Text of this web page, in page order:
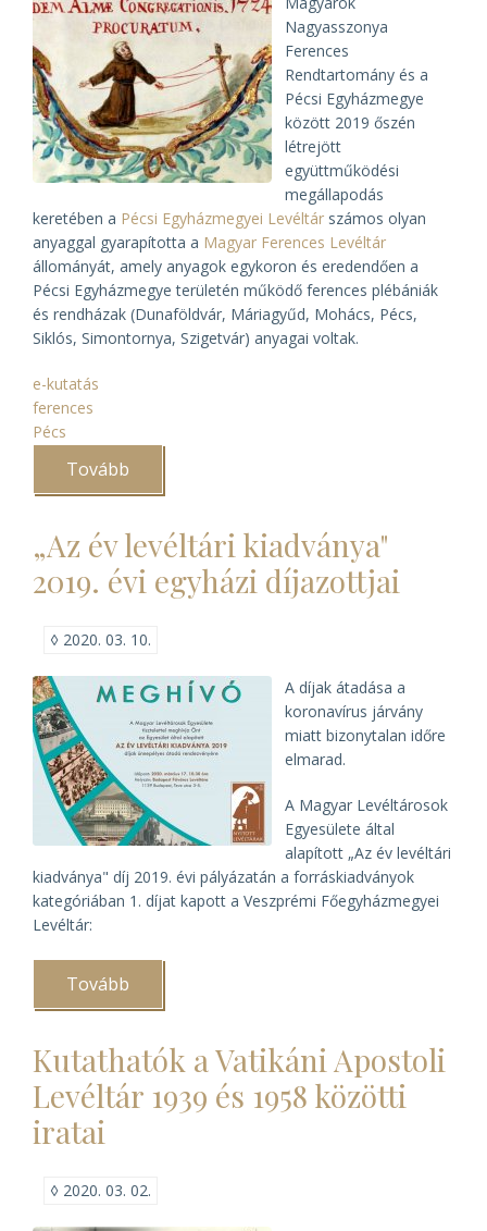
Nagyasszonya
Ferences
Rendtartomány és a
Pécsi Egyházmegye
között 2019 őszén
létrejött
együttműködési
megállapodás
keretében a Pécsi Egyházmegyei Levéltár számos olyan
anyaggal gyarapította a Magyar Ferences Levéltár
állományát, amely anyagok egykoron és eredendően a
Pécsi Egyházmegye területén működő ferences plébániák
és rendházak (Dunaföldvár, Máriagyűd, Mohács, Pécs,
Siklós, Simontornya, Szigetvár) anyagai voltak.
e-kutatás
ferences
Pécs
Tovább
Magyar
Levéltár
és
a
Pécsi
között)
„Az év levéltári kiadványa"
2019. évi egyházi díjazottjai
◊ 2020. 03. 10.
A díjak átadása a
koronavírus járvány
miatt bizonytalan időre
elmarad.
A Magyar Levéltárosok
Egyesülete által
alapított „Az év levéltári
kiadványa" díj 2019. évi pályázatán a forráskiadványok
kategóriában 1. díjat kapott a Veszprémi Főegyházmegyei
Levéltár:
Tovább
levéltári
2019.
évi
egyházi
díjazottjai)
Kutathatók a Vatikáni Apostoli
Levéltár 1939 és 1958 közötti
iratai
◊ 2020. 03. 02.